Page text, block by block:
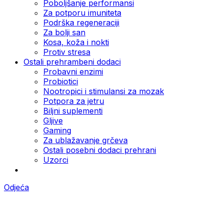
Poboljšanje performansi
Za potporu imuniteta
Podrška regeneraciji
Za bolji san
Kosa, koža i nokti
Protiv stresa
Ostali prehrambeni dodaci
Probavni enzimi
Probiotici
Nootropici i stimulansi za mozak
Potpora za jetru
Biljni suplementi
Gljive
Gaming
Za ublažavanje grčeva
Ostali posebni dodaci prehrani
Uzorci
Odjeća